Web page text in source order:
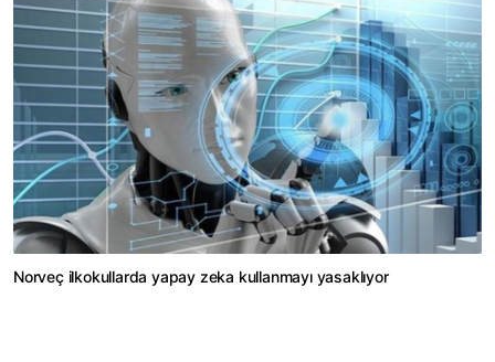
Norveç ilkokullarda yapay zeka kullanmayı yasaklıyor